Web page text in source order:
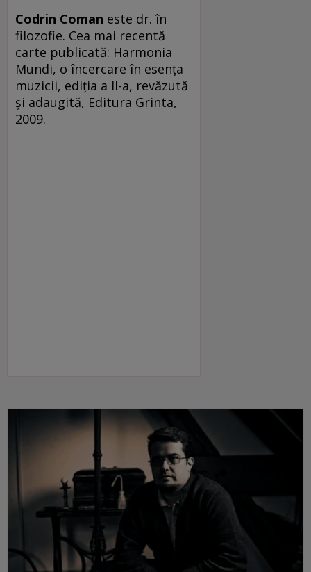
Codrin Coman este dr. în
filozofie. Cea mai recentă
carte publicată: Harmonia
Mundi, o încercare în esenţa
muzicii, ediţia a II-a, revăzută
şi adaugită, Editura Grinta,
2009.